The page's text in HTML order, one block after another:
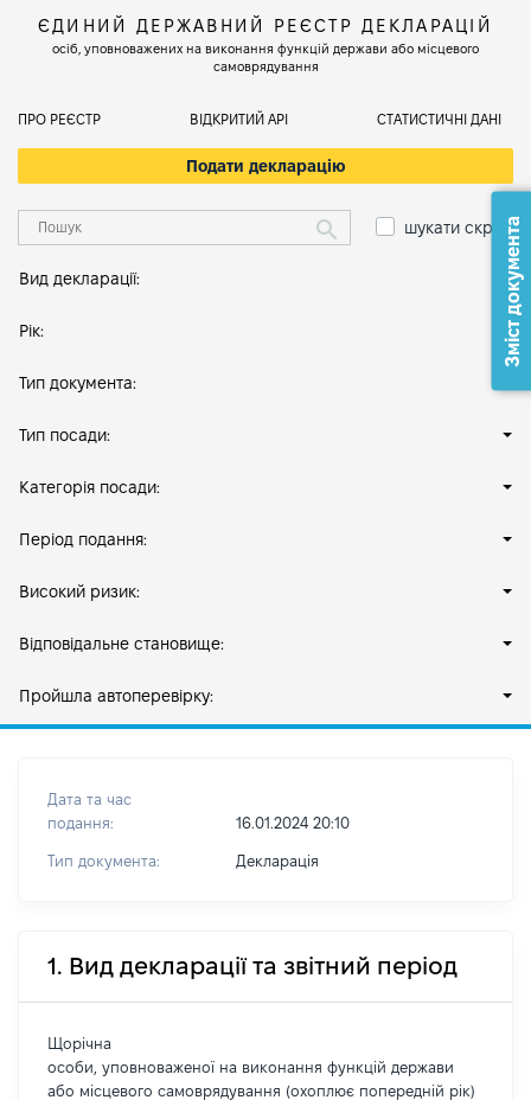
ЄДИНИЙ ДЕРЖАВНИЙ РЕЄСТР ДЕКЛАРАЦІЙ
осіб, уповноважених на виконання функцій держави або місцевого
самоврядування
ПРО РЕЄСТР ВІДКРИТИЙ АРІ СТАТИСТИЧНІ ДАНІ
Подати декларацію
шукати скрізь
Вид декларації:
Рік:
Тип документа:
Тип посади:
Категорія посади:
Період подання:
Високий ризик:
Відповідальне становище:
Пройшла автоперевірку:
Дата та час
подання:
16.01.2024 20:10
Тип документа: Декларація
1. Вид декларації та звітний період
Щорічна
особи, уповноваженої на виконання функцій держави
або місцевого самоврядування (охоплює попередній рік)
Зміст документа